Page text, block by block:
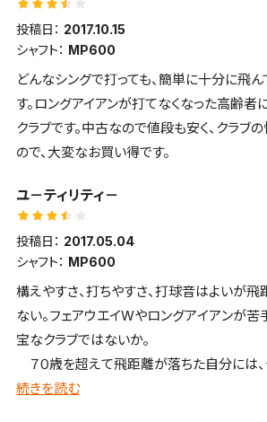
投稿日： 2017.10.15
シャフト： MP600
どんなシングで打っても、簡単に十分に飛ん
す。ロングアイアンが打てなくなった高齢
クラブです。中古なので値段も安く、クラブ
ので、大変なお買い得です。
ユ－ティリティ－
投稿日： 2017.05.04
シャフト： MP600
構えやすさ、打ちやすさ、打球音はよいが
ない。フェアウエイWやロングアイアンが苦
宝なクラブではないか。
７０歳を超えて飛距離が落ちた自分には、
欠かせないクラブとなっている。
続きを読む